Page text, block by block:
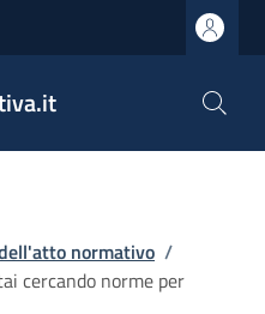
normativo /
cercando norme per